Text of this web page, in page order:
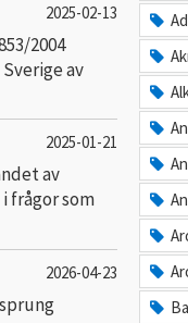
2025-02-13
2004
av
2025-01-21
av
frågor som
2026-04-23